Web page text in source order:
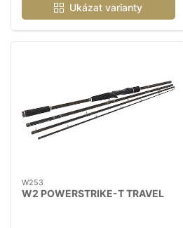
Ukázat varianty
W253
W2 POWERSTRIKE-T TRAVEL